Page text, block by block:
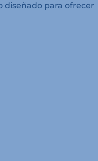
diseñado para ofrecer